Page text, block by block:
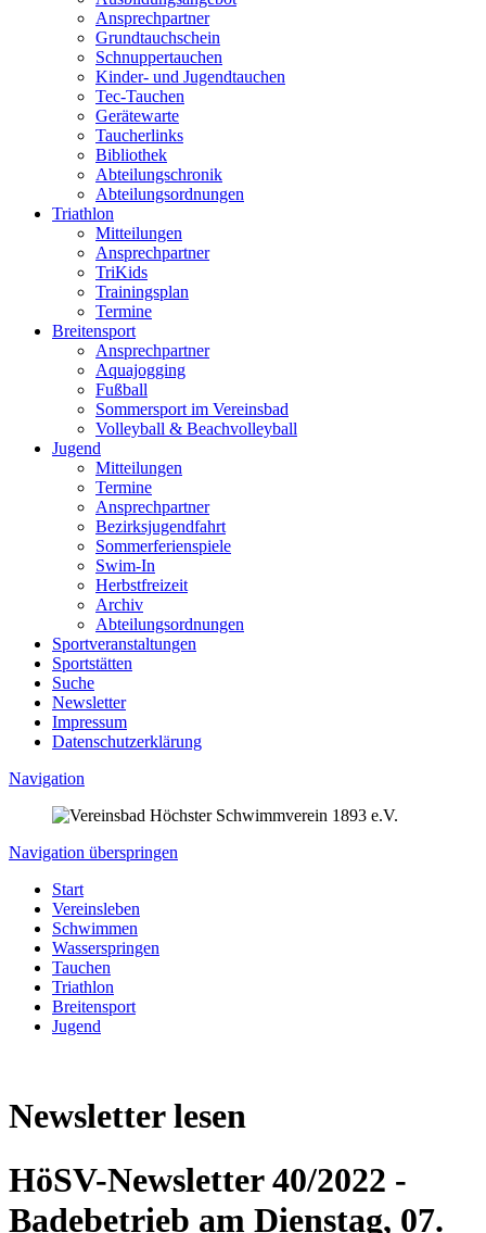
Ansprechpartner
Grundtauchschein
Schnuppertauchen
Kinder- und Jugendtauchen
Tec-Tauchen
Gerätewarte
Taucherlinks
Bibliothek
Abteilungschronik
Abteilungsordnungen
Triathlon
Mitteilungen
Ansprechpartner
TriKids
Trainingsplan
Termine
Breitensport
Ansprechpartner
Aquajogging
Fußball
Sommersport im Vereinsbad
Volleyball & Beachvolleyball
Jugend
Mitteilungen
Termine
Ansprechpartner
Bezirksjugendfahrt
Sommerferienspiele
Swim-In
Herbstfreizeit
Archiv
Abteilungsordnungen
Sportveranstaltungen
Sportstätten
Suche
Newsletter
Impressum
Datenschutzerklärung
Navigation
Navigation überspringen
Start
Vereinsleben
Schwimmen
Wasserspringen
Tauchen
Triathlon
Breitensport
Jugend
Newsletter lesen
HöSV-Newsletter 40/2022 -
Badebetrieb am Dienstag, 07.